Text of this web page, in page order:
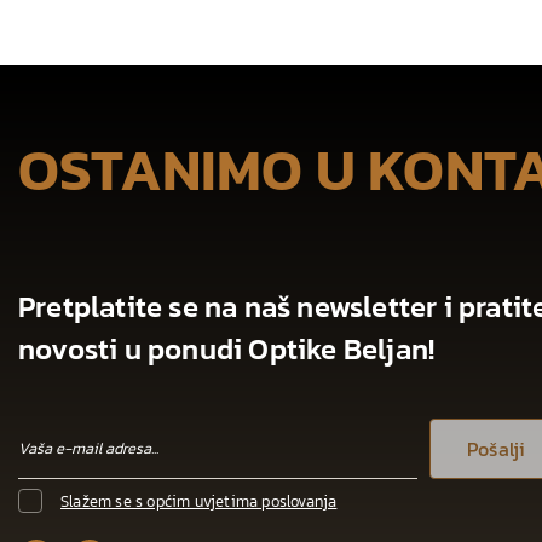
OSTANIMO U
Pretplatite se na naš newsletter i
novosti u ponudi Optike Beljan!
Pošalji
Slažem se s općim uvjetima poslovanja